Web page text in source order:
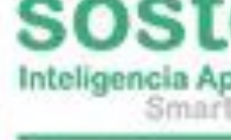
Chi
siamo